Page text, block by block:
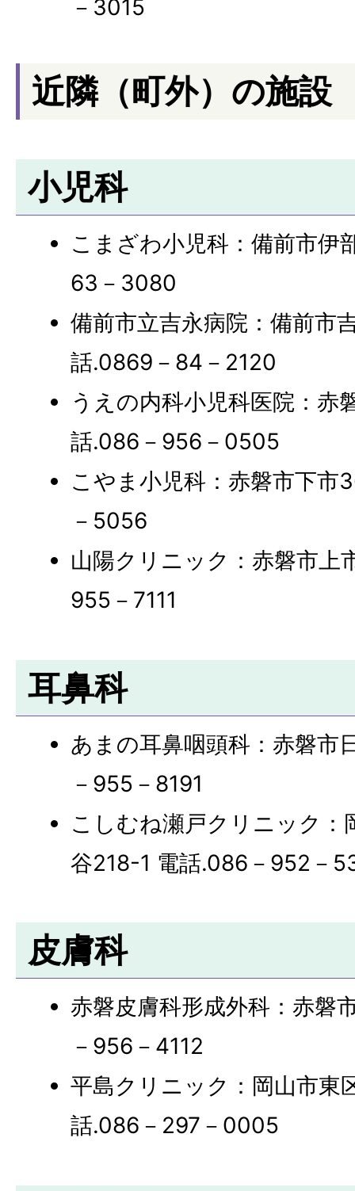
－3015
近隣（町外）の施設
小児科
こまざわ小児科：備前市
63－3080
備前市立吉永病院：備前市
話.0869－84－2120
うえの内科小児科医院：赤
話.086－956－0505
こやま小児科：赤磐市下
－5056
山陽クリニック：赤磐市上
955－7111
耳鼻科
あまの耳鼻咽頭科：赤磐市
－955－8191
こしむね瀬戸クリニック：
谷218-1 電話.086－952－
皮膚科
赤磐皮膚科形成外科：赤磐
－956－4112
平島クリニック：岡山市東
話.086－297－0005